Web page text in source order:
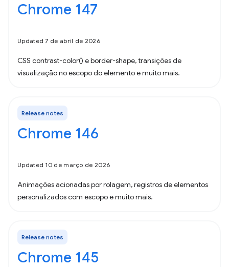
Chrome 147
Updated 7 de abril de 2026
CSS contrast-color() e border-shape, transições de
visualização no escopo do elemento e muito mais.
Release notes
Chrome 146
Updated 10 de março de 2026
Animações acionadas por rolagem, registros de elementos
personalizados com escopo e muito mais.
Release notes
Chrome 145